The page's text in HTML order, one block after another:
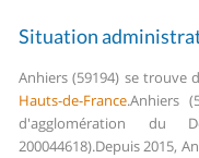
Situation
Anhiers (59194) se trouve
Hauts-de-France.Anhiers
d'agglomération du
200044618).Depuis 2015,